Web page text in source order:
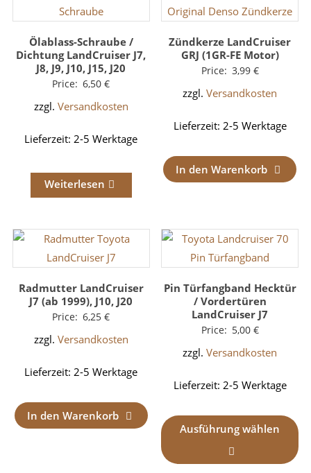
Ölablass-Schraube /
Dichtung LandCruiser J7,
J8, J9, J10, J15, J20
Price: 6,50€
zzgl. Versandkosten
Lieferzeit:2-5 Werktage
Weiterlesen
Zündkerze LandCruiser
GRJ (1GR-FE Motor)
Price: 3,99 €
zzgl.Versandkosten
Lieferzeit: 2-5 Werktage
In den Warenkorb
Radmutter LandCruiser
J7 (ab 1999), J10, J20
Price: 6,25€
zzgl. Versandkosten
Lieferzeit: 2-5 Werktage
In den Warenkorb
Pin Türfangband Hecktür
/ Vordertüren
LandCruiser J7
Price: 5,00 €
zzgl.Versandkosten
Lieferzeit: 2-5 Werktage
Ausführung wählen